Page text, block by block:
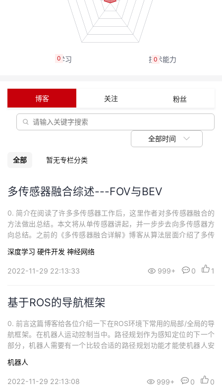
动
关
我
的
发
者
学
堂
我
课
程
的
认
我
的
我
我
Programs
的
支
持
我
的
术
支
持
我
云
声
建
0
0
博客 关注 粉丝
全部时间
全部 暂无专栏分类
多传感器融合综述---FOV与BEV
0. 简介在阅读了许多多传感器工作后，这里作者对多传感器融合的
方法做出总结。本文将从单传感器讲起，并一步步去向多传感器方
向总结。之前的《多传感器融合详解》博客从算法层面介绍了多传
外参标定及在线标定学习》博客则是从标定层面向读者介绍了如何
对多传感器进行先一步的标定处理。而这篇文章将从方法层面总括
深度学习 硬件开发 神经网络
2022-11-29 22:13:33 999+ 0 1
基于ROS的导航框架
0. 前言这篇博客给各位介绍一下在ROS环境下常用的局部/全局的导
航框架。在机器人运动控制当中。路径规划作为感知定位的下一个
部分，机器人需要有一个比较合适的路径规划功能才能使机器人安
e_base的整个框架。同时整张图的结构都非常清晰，首先左上角的a
mcl（自适应蒙特卡罗定位）模块是ROS的导航定位模块，amcl通
机器人
2022-11-29 22:13:08 999+ 0 0